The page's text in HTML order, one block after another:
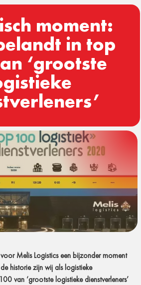
moment:
in top
‘grootste
Melis Logistics een bijzonder moment
historie zijn wij als logistieke
van ‘grootste logistieke dienstverleners’